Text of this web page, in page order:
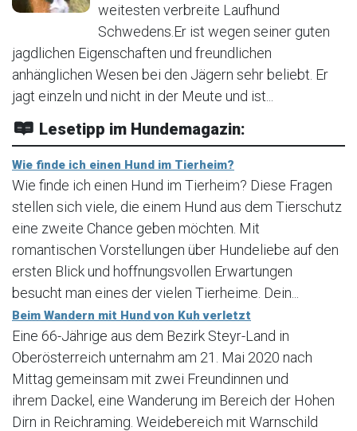
weitesten verbreite Laufhund
Schwedens.Er ist wegen seiner guten
jagdlichen Eigenschaften und freundlichen
anhänglichen Wesen bei den Jägern sehr beliebt. Er
jagt einzeln und nicht in der Meute und ist...
Lesetipp im Hundemagazin:
Wie finde ich einen Hund im Tierheim?
Wie finde ich einen Hund im Tierheim? Diese Fragen
stellen sich viele, die einem Hund aus dem Tierschutz
eine zweite Chance geben möchten. Mit
romantischen Vorstellungen über Hundeliebe auf den
ersten Blick und hoffnungsvollen Erwartungen
besucht man eines der vielen Tierheime. Dein...
Beim Wandern mit Hund von Kuh verletzt
Eine 66-Jährige aus dem Bezirk Steyr-Land in
Oberösterreich unternahm am 21. Mai 2020 nach
Mittag gemeinsam mit zwei Freundinnen und
ihrem Dackel, eine Wanderung im Bereich der Hohen
Dirn in Reichraming. Weidebereich mit Warnschild